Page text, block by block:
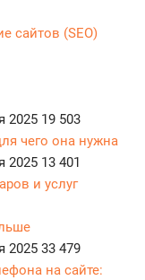
сайтов (SEO)
2025 19 503
чего она нужна
2025 13 401
и услуг
2025 33 479
на сайте: